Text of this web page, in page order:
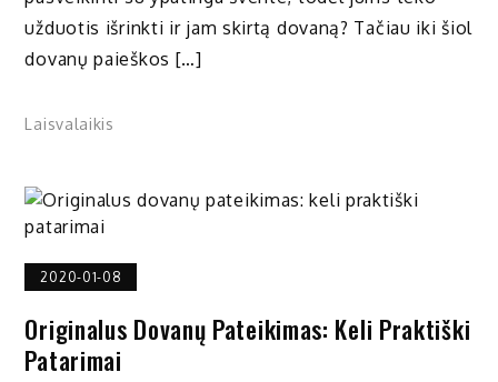
užduotis išrinkti ir jam skirtą dovaną? Tačiau iki šiol
dovanų paieškos […]
Laisvalaikis
2020-01-08
Originalus Dovanų Pateikimas: Keli Praktiški
Patarimai